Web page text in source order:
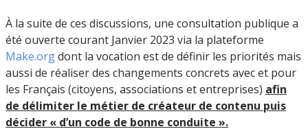
À la suite de ces discussions, une consultation publique a
été ouverte courant Janvier 2023 via la plateforme
Make.orgdont la vocation est de définir les priorités mais
aussi de réaliser des changements concrets avec et pour
les Français (citoyens, associations et entreprises) afin
de délimiter le métier de créateur de contenu puis
décider « d’un code de bonne conduite ».